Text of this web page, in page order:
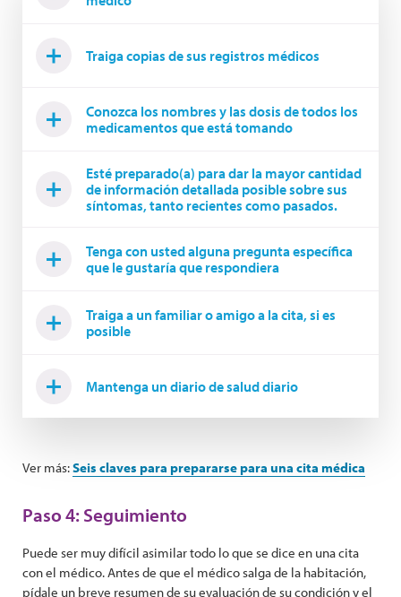
Traiga copias de sus registros médicos
Conozca los nombres y las dosis de todos los
medicamentos que está tomando
Esté preparado(a) para dar la mayor cantidad
de información detallada posible sobre sus
síntomas, tanto recientes como pasados.
Tenga con usted alguna pregunta específica
que le gustaría que respondiera
Traiga a un familiar o amigo a la cita, si es
posible
Mantenga un diario de salud diario
Ver más:Seis claves para prepararse para una cita médica
Paso 4: Seguimiento
Puede ser muy difícil asimilar todo lo que se dice en una cita
con el médico. Antes de que el médico salga de la habitación,
pídale un breve resumen de su evaluación de su condición y el